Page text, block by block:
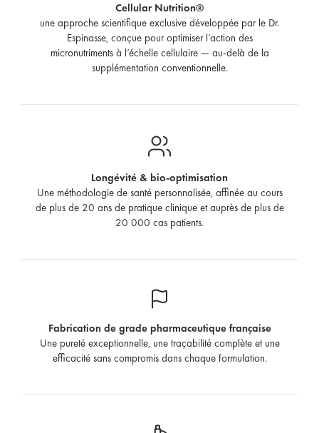
Cellular Nutrition®
une approche scientifique exclusive développée par le Dr.
Espinasse, conçue pour optimiser l’action des
micronutriments à l’échelle cellulaire — au-delà de la
supplémentation conventionnelle.
Longévité & bio-optimisation
Une méthodologie de santé personnalisée, affinée au cours
de plus de 20 ans de pratique clinique et auprès de plus de
20 000 cas patients.
Fabrication de grade pharmaceutique française
Une pureté exceptionnelle, une traçabilité complète et une
efficacité sans compromis dans chaque formulation.